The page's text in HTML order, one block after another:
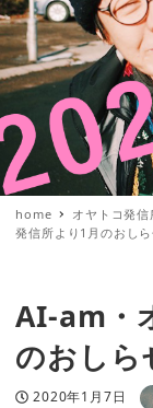
home オヤトコ発
発信所より1月のおし
AI-am・
のおしら
投稿日
2020年1月7日